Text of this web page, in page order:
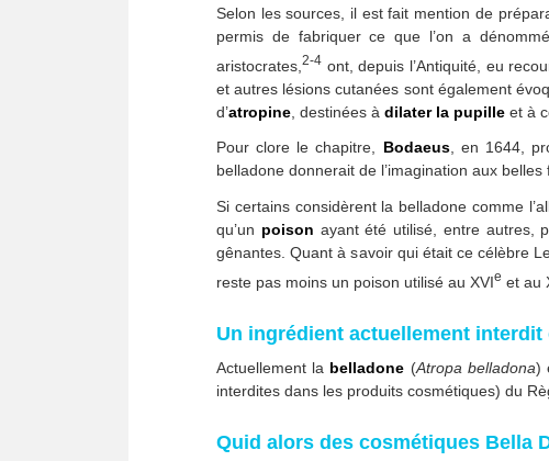
Selon les sources, il est fait mention de
permis de fabriquer ce que l’on a
aristocrates, 2-4 ont, depuis l’Antiquité, eu
et autres lésions cutanées sont également
d’atropine , destinées à dilater la pupille et à
Pour clore le chapitre, Bodaeus, en 1644,
belladone donnerait de l’imagination aux
Si certains considèrent la belladone comme
qu’un poison ayant été utilisé, entre autres,
gênantes. Quant à savoir qui était ce célèbre
reste pas moins un poison utilisé au XVIe et au
Un ingrédient actuellement
Actuellement la belladone (Atropa belladona)
interdites dans les produits cosmétiques) du
Quid alors des cosmétiques Bella